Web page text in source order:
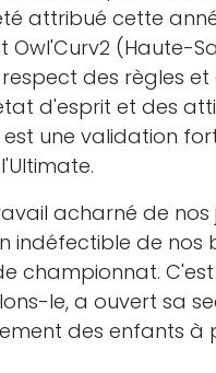
attribué cette
(Haute-
des règles
d'esprit et des
une validation
acharné de nos
indéfectible de nos
championnat.
le, a ouvert sa
des enfants à